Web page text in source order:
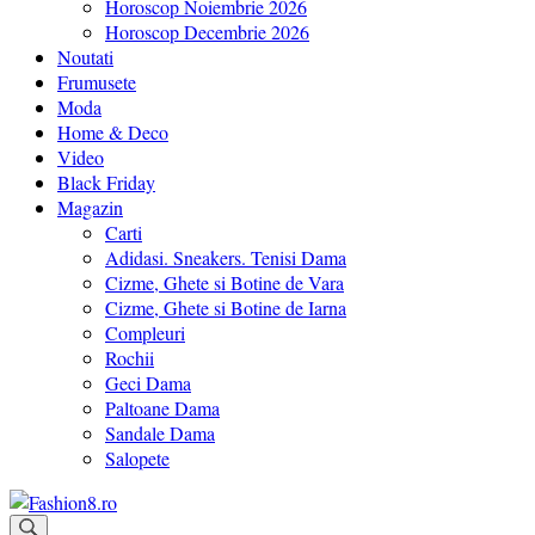
Horoscop Noiembrie 2026
Horoscop Decembrie 2026
Noutati
Frumusete
Moda
Home & Deco
Video
Black Friday
Magazin
Carti
Adidasi. Sneakers. Tenisi Dama
Cizme, Ghete si Botine de Vara
Cizme, Ghete si Botine de Iarna
Compleuri
Rochii
Geci Dama
Paltoane Dama
Sandale Dama
Salopete